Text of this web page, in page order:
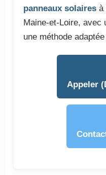
panneaux solairesà
Maine-et-Loire, avec
une méthode
Appeler